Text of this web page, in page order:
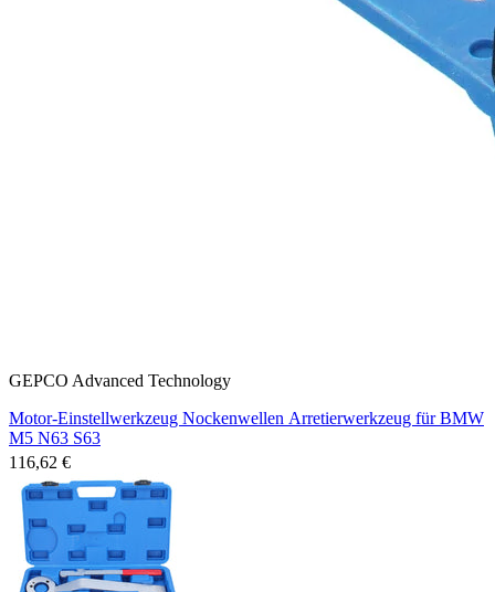
GEPCO Advanced Technology
Motor-Einstellwerkzeug Nockenwellen Arretierwerkzeug für BMW
M5 N63 S63
116,62 €